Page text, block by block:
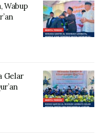
Wabup
Gelar